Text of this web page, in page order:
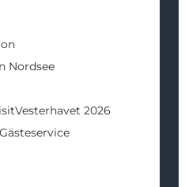
Nordsee
2026